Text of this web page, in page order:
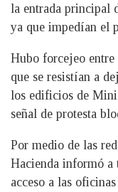
la entrada principal
ya que impedían el
Hubo forcejeo
que se resistían a
los edificios de
señal de protesta
Por medio de las
Hacienda informó a
acceso a las